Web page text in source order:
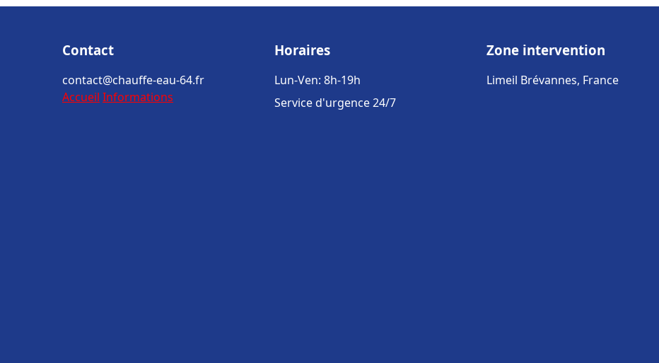
Contact
contact@chauffe-eau-64.fr
Accueil Informations
Horaires
Lun-Ven: 8h-19h
Service d'urgence 24/7
Zone intervention
Limeil Brévannes, France